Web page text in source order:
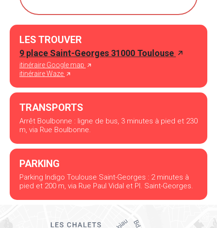
LES TROUVER
9 place Saint-Georges 31000 Toulouse
itinéraire Google map
itinéraire Waze
TRANSPORTS
Arrêt Boulbonne : ligne de bus, 3 minutes à pied et 230
m, via Rue Boulbonne.
PARKING
Parking Indigo Toulouse Saint-Georges : 2 minutes à
pied et 200 m, via Rue Paul Vidal et Pl. Saint-Georges.